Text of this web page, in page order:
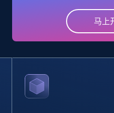
1.6K+
Searching data by
Name, URL, ID, Cb rank,
马上